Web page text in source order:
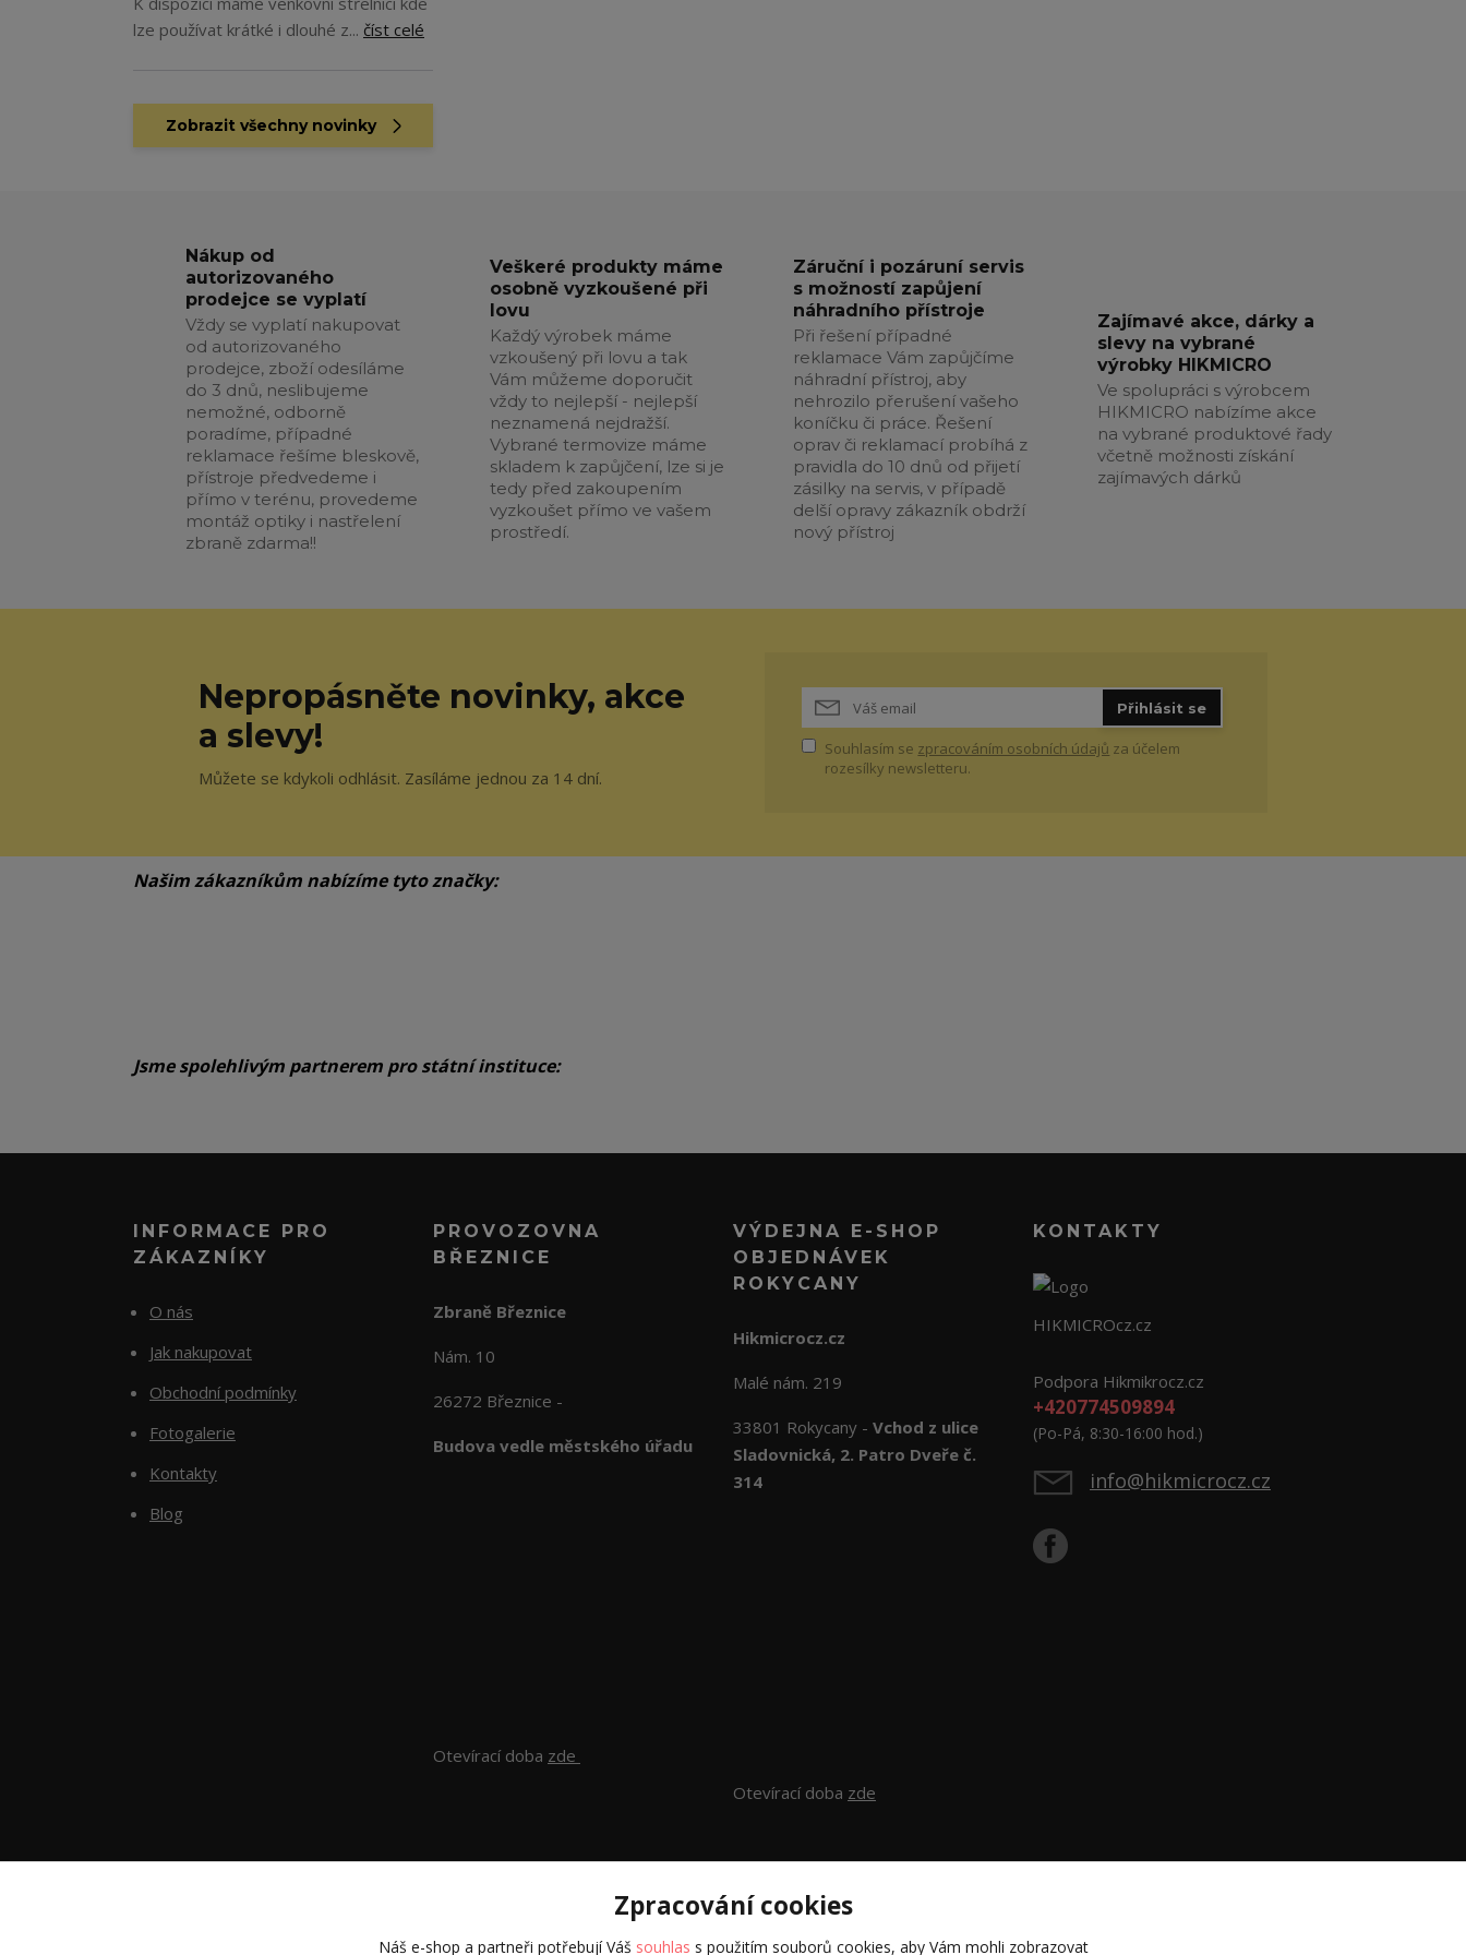
lze používat krátké i dlouhé z... číst celé
Zobrazit všechny novinky
Nákup od
autorizovaného
prodejce se vyplatí
Vždy se vyplatí nakupovat
od autorizovaného
prodejce, zboží odesíláme
do 3 dnů, neslibujeme
nemožné, odborně
poradíme, případné
reklamace řešíme bleskově,
přístroje předvedeme i
přímo v terénu, provedeme
montáž optiky i nastřelení
zbraně zdarma!!
Veškeré produkty máme
osobně vyzkoušené při
lovu
Každý výrobek máme
vzkoušený při lovu a tak
Vám můžeme doporučit
vždy to nejlepší - nejlepší
neznamená nejdražší.
Vybrané termovize máme
skladem k zapůjčení, lze si je
tedy před zakoupením
vyzkoušet přímo ve vašem
prostředí.
Záruční i pozáruní servis
s možností zapůjení
náhradního přístroje
Při řešení případné
reklamace Vám zapůjčíme
náhradní přístroj, aby
nehrozilo přerušení vašeho
koníčku či práce. Řešení
oprav či reklamací probíhá z
pravidla do 10 dnů od přijetí
zásilky na servis, v případě
delší opravy zákazník obdrží
nový přístroj
Zajímavé akce, dárky a
slevy na vybrané
výrobky HIKMICRO
Ve spolupráci s výrobcem
HIKMICRO nabízíme akce
na vybrané produktové řady
včetně možnosti získání
zajímavých dárků
Nepropásněte novinky, akce
a slevy!
Můžete se kdykoli odhlásit. Zasíláme jednou za 14 dní.
Přihlásit se
Souhlasím se zpracováním osobních údajů za účelem
rozesílky newsletteru.
Našim zákazníkům nabízíme tyto značky:
Jsme spolehlivým partnerem pro státní instituce:
INFORMACE PRO
ZÁKAZNÍKY
O nás
Jak nakupovat
Obchodní podmínky
Fotogalerie
Kontakty
Blog
PROVOZOVNA
BŘEZNICE
Zbraně Březnice
Nám. 10
26272 Březnice -
Budova vedle městského úřadu
Otevírací doba zde
VÝDEJNA E-SHOP
OBJEDNÁVEK
ROKYCANY
Hikmicrocz.cz
Malé nám. 219
33801 Rokycany - Vchod z ulice
Sladovnická, 2. Patro Dveře č.
314
Otevírací doba zde
KONTAKTY
HIKMICROcz.cz
Podpora Hikmikrocz.cz
+420774509894
(Po-Pá, 8:30-16:00 hod.)
info@hikmicrocz.cz
Zpracování cookies
Náš e-shop a partneři potřebují Váš souhlas s použitím souborů cookies, aby Vám mohli zobrazovat